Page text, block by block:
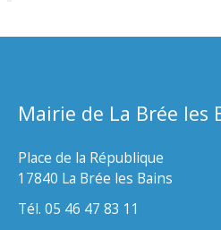
Mairie de La Brée les
Place de la République
17840 La Brée les Bains
Tél. 05 46 47 83 11